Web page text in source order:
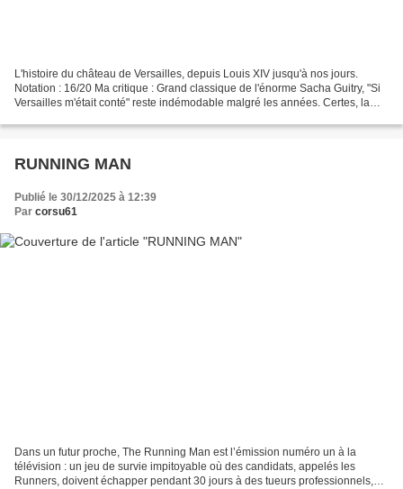
L'histoire du château de Versailles, depuis Louis XIV jusqu'à nos jours.
Notation : 16/20 Ma critique : Grand classique de l'énorme Sacha Guitry, "Si
Versailles m'était conté" reste indémodable malgré les années. Certes, la
RUNNING MAN
Publié le 30/12/2025 à 12:39
Par corsu61
Dans un futur proche, The Running Man est l’émission numéro un à la
télévision : un jeu de survie impitoyable où des candidats, appelés les
Runners, doivent échapper pendant 30 jours à des tueurs professionnels,